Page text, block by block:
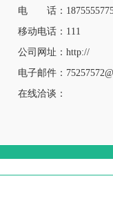
电 话：
移动电话：111
公司网址：http://
电子邮件：
在线洽谈：